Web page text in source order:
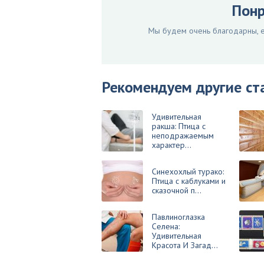
Мы будем очень благодарны,
Рекомендуем другие
Удивительная
ракша: Птица с
неподражаемым
характер...
Синехохлый турако:
Птица с каблуками и
сказочной п...
Павлиноглазка
Селена:
Удивительная
Красота И Загад...